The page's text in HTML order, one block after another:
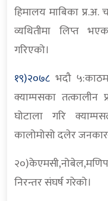
हिमालय माबिका प्र.अ.
व्यथितीमा लिप्त
गरिएको।
१९)२०७८ भदौ
क्याम्पसका तत्कालीन
घोटाला गरि
कालोमोसो दलेर
निरन्तर संघर्ष गरेको।